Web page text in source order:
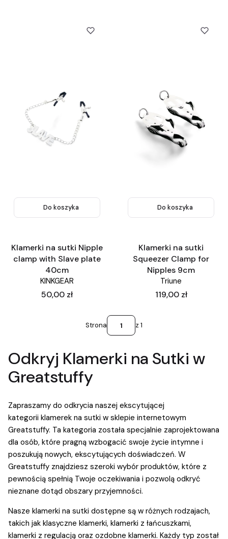
Do koszyka
Klamerki na sutki Nipple
clamp with Slave plate
40cm
KINKGEAR
Cena
50,00 zł
Do koszyka
Klamerki na sutki
Squeezer Clamp for
Nipples 9cm
Triune
Cena
119,00 zł
Strona z 1
Odkryj Klamerki na Sutki w
Greatstuffy
Zapraszamy do odkrycia naszej ekscytującej
kategorii klamerek na sutki w sklepie internetowym
Greatstuffy. Ta kategoria została specjalnie zaprojektowana
dla osób, które pragną wzbogacić swoje życie intymne i
poszukują nowych, ekscytujących doświadczeń. W
Greatstuffy znajdziesz szeroki wybór produktów, które z
pewnością spełnią Twoje oczekiwania i pozwolą odkryć
nieznane dotąd obszary przyjemności.
Nasze klamerki na sutki dostępne są w różnych rodzajach,
takich jak klasyczne klamerki, klamerki z łańcuszkami,
klamerki z regulacją oraz ozdobne klamerki. Każdy typ został